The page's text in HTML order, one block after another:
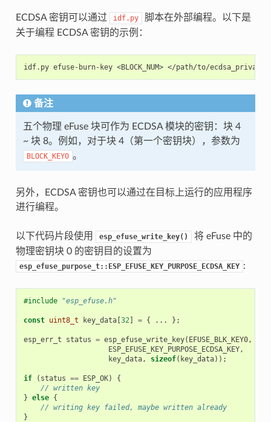
ECDSA 密钥可以通过 idf.py
脚本在外部编程。以下是
关于编程 ECDSA 密钥的示例：
idf.py efuse-burn-key <BLOCK_NUM> </path/to/
备注
五个物理 eFuse 块可作为 ECDSA 模块的密钥：块 4
~ 块 8。例如，对于块 4（第一个密钥块），参数为
BLOCK_KEY0 。
另外，ECDSA 密钥也可以通过在目标上运行的应用程序
进行编程。
以下代码片段使用 esp_efuse_write_key()
将 eFuse 中的
物理密钥块 0 的密钥目的设置为
esp_efuse_purpose_t::ESP_EFUSE_KEY_PURPOSE_ECDSA_KEY :
#include "esp_efuse.h"
const uint8_t key_data[32] = { ... };
esp_err_t status = esp_efuse_write_key( EFUSE_BLK_KEY0,
ESP_EFUSE_KEY_PURPOSE_ECDSA_KEY,
key_data, sizeof( key_data));
if ( status == ESP_OK)
{
// written key
} else {
// writing key failed, maybe written already
}